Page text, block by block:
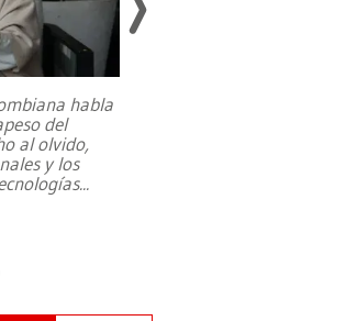
habla
del
al olvido,
y los
...